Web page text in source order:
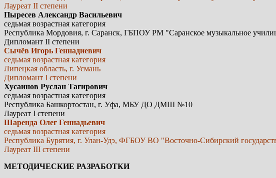
Лауреат II степени
Пыресев Александр Васильевич
седьмая возрастная категория
Республика Мордовия, г. Саранск, ГБПОУ РМ "Саранское музыкальное
Дипломант II степени
Сычёв Игорь Геннадиевич
седьмая возрастная категория
Липецкая область, г. Усмань
Дипломант I степени
Хусаинов Руслан Тагирович
седьмая возрастная категория
Республика Башкортостан, г. Уфа, МБУ ДО ДМШ №10
Лауреат I степени
Шаренда Олег Геннадьевич
седьмая возрастная категория
Республика Бурятия, г. Улан-Удэ, ФГБОУ ВО "Восточно-Сибирский
Лауреат III степени
МЕТОДИЧЕСКИЕ РАЗРАБОТКИ